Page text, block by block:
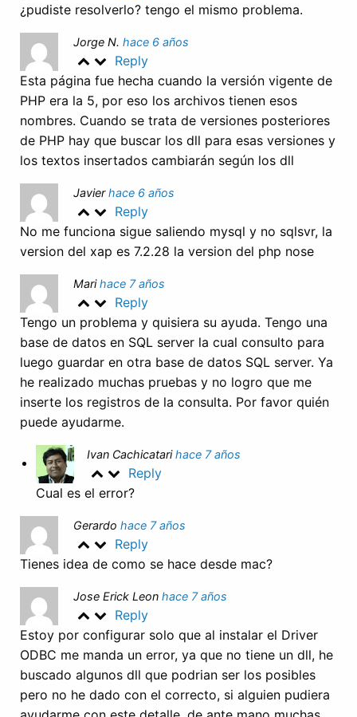
¿pudiste resolverlo? tengo el mismo problema.
Jorge N. hace 6 años
Reply
Esta página fue hecha cuando la versión vigente de
PHP era la 5, por eso los archivos tienen esos
nombres. Cuando se trata de versiones posteriores
de PHP hay que buscar los dll para esas versiones y
los textos insertados cambiarán según los dll
Javier hace 6 años
Reply
No me funciona sigue saliendo mysql y no sqlsvr, la
version del xap es 7.2.28 la version del php nose
Mari hace 7 años
Reply
Tengo un problema y quisiera su ayuda. Tengo una
base de datos en SQL server la cual consulto para
luego guardar en otra base de datos SQL server. Ya
he realizado muchas pruebas y no logro que me
inserte los registros de la consulta. Por favor quién
puede ayudarme.
Ivan Cachicatari hace 7 años
Reply
Cual es el error?
Gerardo hace 7 años
Reply
Tienes idea de como se hace desde mac?
Jose Erick Leon hace 7 años
Reply
Estoy por configurar solo que al instalar el Driver
ODBC me manda un error, ya que no tiene un dll, he
buscado algunos dll que podrian ser los posibles
pero no he dado con el correcto, si alguien pudiera